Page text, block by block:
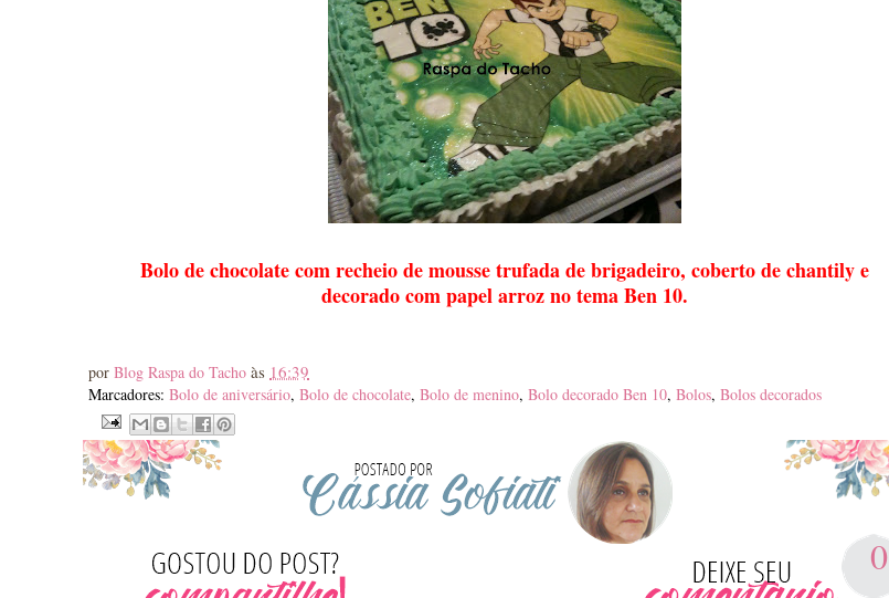
Bolo de chocolate com recheio de mousse trufada de brigadeiro, coberto de chantily e
decorado com papel arroz no tema Ben 10.
por Blog Raspa do Tacho às 16:39
Marcadores: Bolo de aniversário, Bolo de chocolate, Bolo de menino, Bolo decorado Ben 10, Bolos, Bolos decorados
0